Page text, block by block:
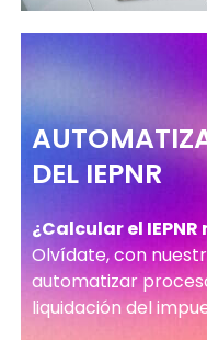
DEL IEPNR
¿Calcular el
Olvídate, con
automatizar
liquidación del